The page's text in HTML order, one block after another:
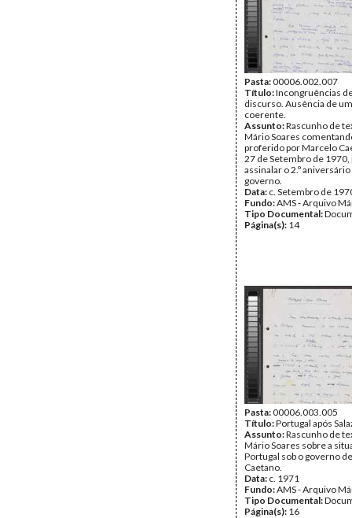
Pasta:00006.002.007
Título:Incongruências
discurso. Ausência de
coerente.
Assunto:Rascunho de
Mário Soares
proferido por Marcelo
27 de Setembro de 1970,
assinalar o 2.º
governo.
Data: c. Setembro de
Fundo:AMS - Arquivo
Tipo Documental:
Página(s): 14
Pasta:00006.003.005
Título:Portugal após
Assunto:Rascunho de
Mário Soares sobre a
Portugal sob o governo
Caetano.
Data: c. 1971
Fundo:AMS - Arquivo
Tipo Documental:
Página(s): 16